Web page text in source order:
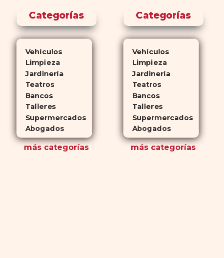
Categorías
Vehículos
Limpieza
Jardinería
Teatros
Bancos
Talleres
Supermercados
Abogados
más categorías
Categorías
Vehículos
Limpieza
Jardinería
Teatros
Bancos
Talleres
Supermercados
Abogados
más categorías